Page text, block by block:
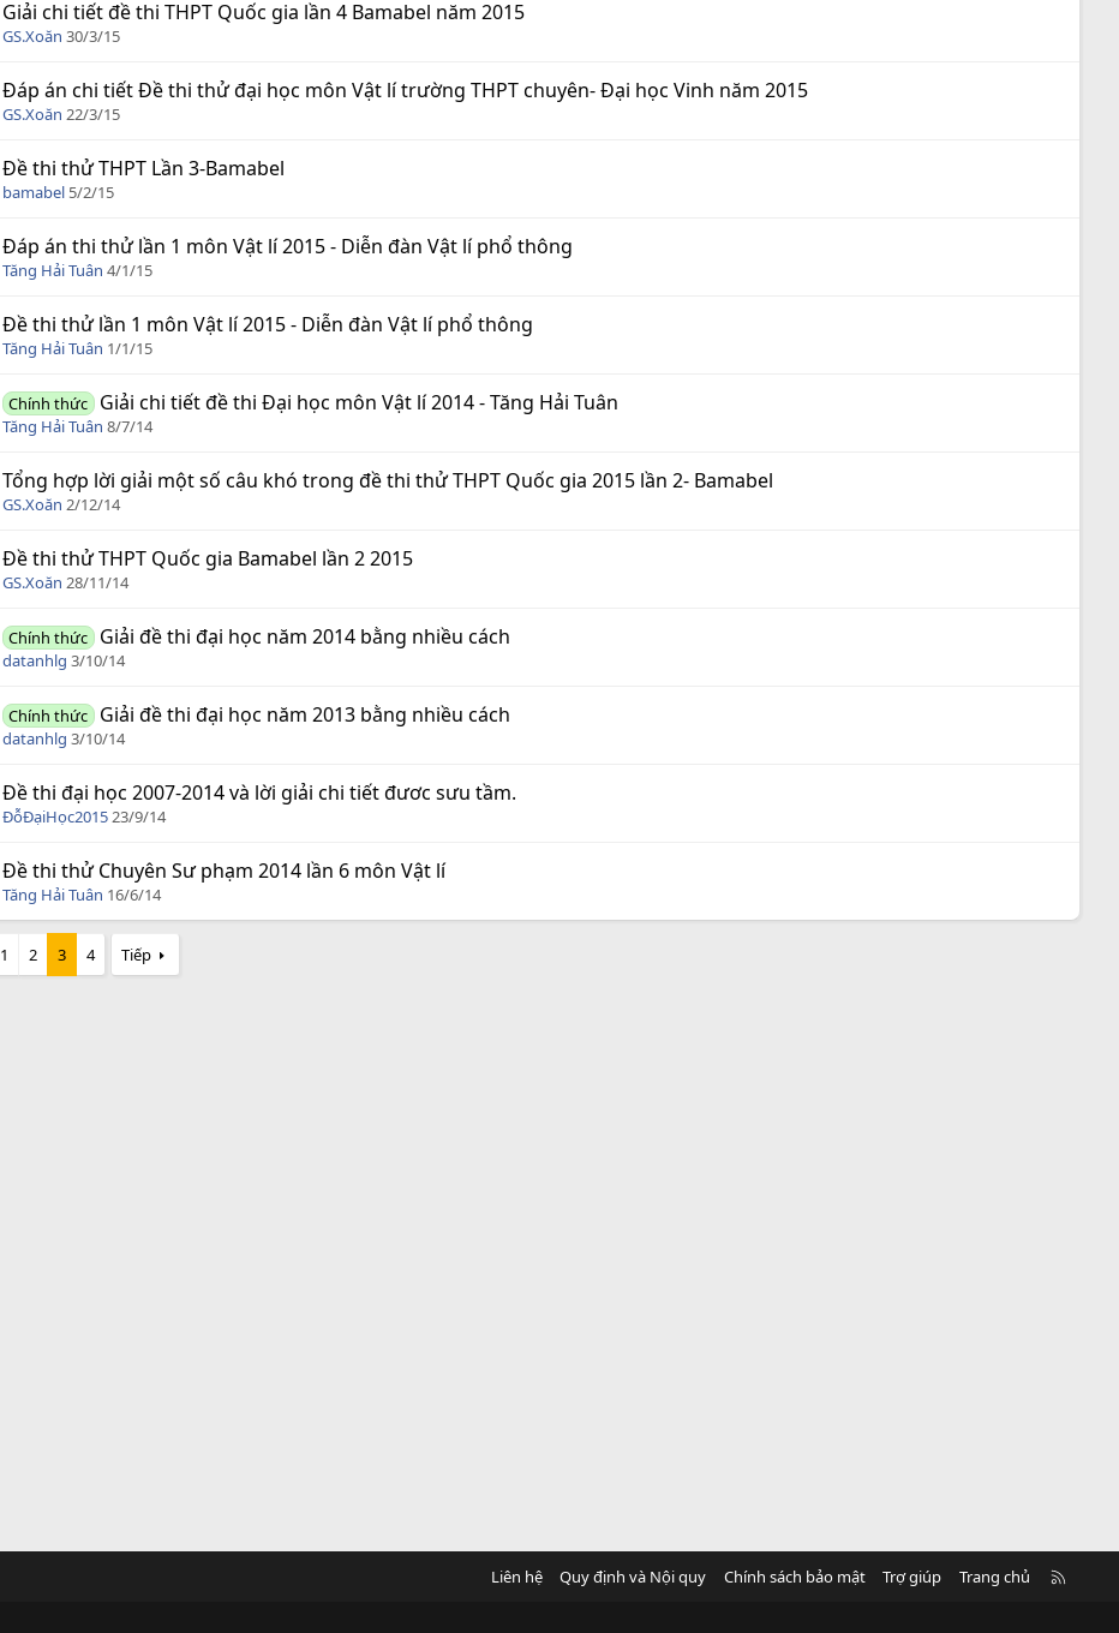
Giải chi tiết đề thi THPT Quốc gia lần 4 Bamabel năm 2015
GS.Xoăn 30/3/15
Đáp án chi tiết Đề thi thử đại học môn Vật lí trường THPT chuyên- Đại học Vinh năm 2015
GS.Xoăn 22/3/15
Đề thi thử THPT Lần 3-Bamabel
bamabel 5/2/15
Đáp án thi thử lần 1 môn Vật lí 2015 - Diễn đàn Vật lí phổ thông
Tăng Hải Tuân 4/1/15
Đề thi thử lần 1 môn Vật lí 2015 - Diễn đàn Vật lí phổ thông
Tăng Hải Tuân 1/1/15
Chính thức Giải chi tiết đề thi Đại học môn Vật lí 2014 - Tăng Hải Tuân
Tăng Hải Tuân 8/7/14
Tổng hợp lời giải một số câu khó trong đề thi thử THPT Quốc gia 2015 lần 2- Bamabel
GS.Xoăn 2/12/14
Đề thi thử THPT Quốc gia Bamabel lần 2 2015
GS.Xoăn 28/11/14
Chính thức Giải đề thi đại học năm 2014 bằng nhiều cách
datanhlg 3/10/14
Chính thức Giải đề thi đại học năm 2013 bằng nhiều cách
datanhlg 3/10/14
Đề thi đại học 2007-2014 và lời giải chi tiết đươc sưu tầm.
ĐỗĐạiHọc201523/9/14
Đề thi thử Chuyên Sư phạm 2014 lần 6 môn Vật lí
Tăng Hải Tuân 16/6/14
1 2 3 4 Tiếp
Liên hệ Quy định và Nội quy Chính sách bảo mật Trợ giúp Trang chủ